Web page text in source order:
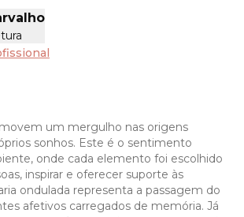
um mergulho nas origens
sonhos. Este é o sentimento
onde cada elemento foi escolhido
inspirar e oferecer suporte às
ondulada representa a passagem do
afetivos carregados de memória. Já